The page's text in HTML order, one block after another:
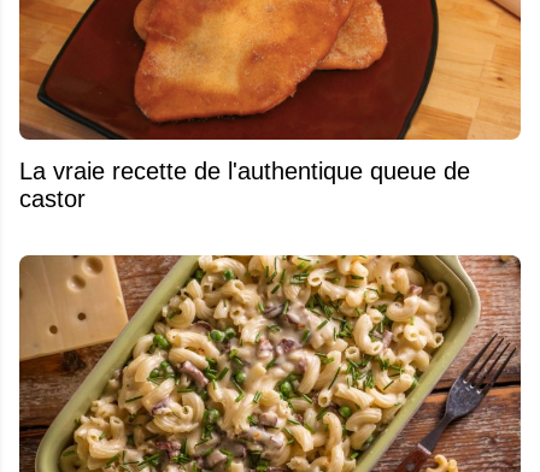
La vraie recette de l'authentique queue de
castor